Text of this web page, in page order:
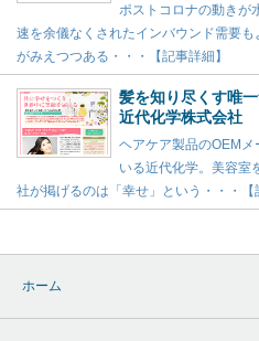
ポストコロナの動きが
速を余儀なくされたインバウンド需要
がみえつつある・・・【記事詳細】
髪を知り尽くす唯
近代化学株式会社
ヘアケア製品のOEM
いる近代化学。美容室
社が掲げるのは「幸せ」という・・・【
ホーム